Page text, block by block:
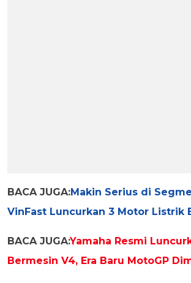
BACA JUGA:Makin Serius di
VinFast Luncurkan 3 Motor Listrik
BACA JUGA:Yamaha Resmi
Bermesin V4, Era Baru MotoGP